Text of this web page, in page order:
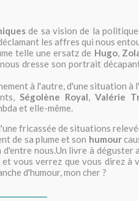
de sa vision de la
les affres qui nous
telle une ersatz de Hugo,
nous dresse son portrait
à l'autre, d'une situation à
Ségolène Royal, Valérie
et elle-même.
fricassée de situations
de sa plume et son humour
nous.Un livre à déguster
vous verrez que vous direz à
d'humour, mon cher ?